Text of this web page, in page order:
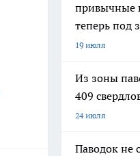
привычные
теперь под
19 июля
Из зоны
409
24 июля
Паводок не